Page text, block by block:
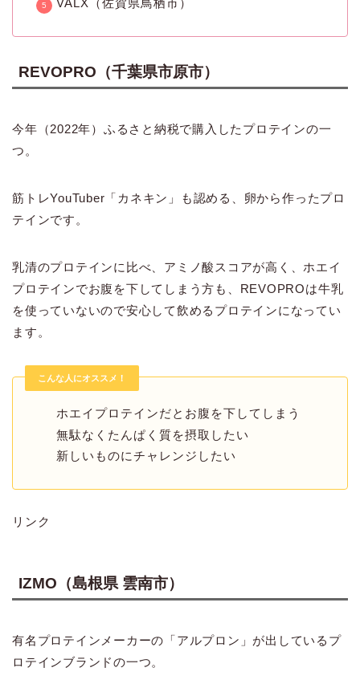
VALX（佐賀県鳥栖市）
REVOPRO（千葉県市原市）
今年（2022年）ふるさと納税で購入したプロテインの一
つ。
筋トレYouTuber「カネキン」も認める、卵から作ったプロ
テインです。
乳清のプロテインに比べ、アミノ酸スコアが高く、ホエイ
プロテインでお腹を下してしまう方も、REVOPROは牛乳
を使っていないので安心して飲めるプロテインになってい
ます。
こんな人にオススメ！
ホエイプロテインだとお腹を下してしまう
無駄なくたんぱく質を摂取したい
新しいものにチャレンジしたい
リンク
IZMO（島根県 雲南市）
有名プロテインメーカーの「アルプロン」が出しているプ
ロテインブランドの一つ。